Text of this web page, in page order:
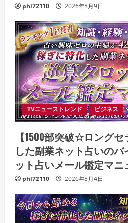
phi72110 2026年8月9日
TVニューストレンド ビジネス
【1500部突破☆ロング
した副業ネット占いのバ
ット占いメール鑑定マニ
phi72110 2026年8月4日